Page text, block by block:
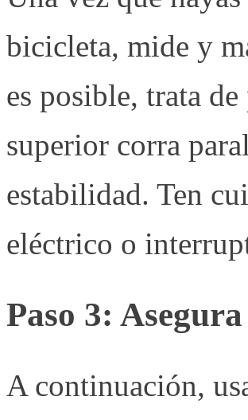
bicicleta, mide y
es posible, trata
superior corra
estabilidad. Ten
eléctrico o
Paso 3:
A continuación,